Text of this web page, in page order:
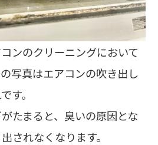
ンのクリーニングにおいて
写真はエアコンの吹き出し
す。
たまると、臭いの原因とな
されなくなります。